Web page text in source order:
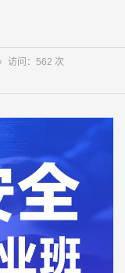
访问： 562 次